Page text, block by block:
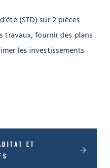
(STD) sur 2 pièces
travaux, fournir des plans
les investissements
de la température
concernés
collège
ET